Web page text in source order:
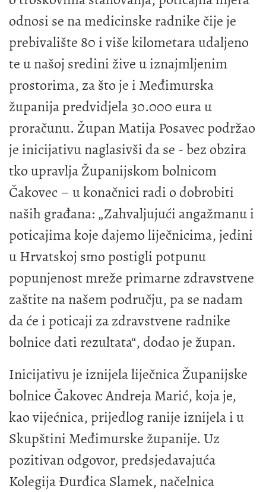
odnosi se na medicinske radnike čije je
prebivalište 80 i više kilometara udaljeno
te u našoj sredini žive u iznajmljenim
prostorima, za što je i Međimurska
županija predvidjela 30.000 eura u
proračunu. Župan Matija Posavec podržao
je inicijativu naglasivši da se - bez obzira
tko upravlja Županijskom bolnicom
Čakovec – u konačnici radi o dobrobiti
naših građana: „Zahvaljujući angažmanu i
poticajima koje dajemo liječnicima, jedini
u Hrvatskoj smo postigli potpunu
popunjenost mreže primarne zdravstvene
zaštite na našem području, pa se nadam
da će i poticaji za zdravstvene radnike
bolnice dati rezultata“, dodao je župan.
Inicijativu je iznijela liječnica Županijske
bolnice Čakovec Andreja Marić, koja je,
kao vijećnica, prijedlog ranije iznijela i u
Skupštini Međimurske županije. Uz
pozitivan odgovor, predsjedavajuća
Kolegija Đurđica Slamek, načelnica